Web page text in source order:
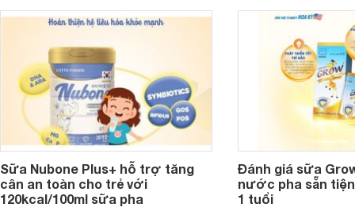
người lớn, giúp giải quyết tình trạng rối
loạn tiêu hóa, hấp thu dễ dàng hơn.
dưỡng toàn diện
Sữa Nubone Plus+ hỗ trợ tăng
cân an toàn cho trẻ với
120kcal/100ml sữa pha
Đánh giá sữa
nước pha sẵn
1 tuổi